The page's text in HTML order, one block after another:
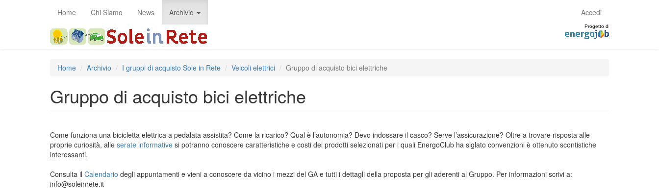
Home Chi Siamo News Archivio Accedi
Home Archivio I gruppi di acquisto Sole in Rete Veicoli elettrici Gruppo di acquisto bici elettriche
Gruppo di acquisto bici elettriche
Come funziona una bicicletta elettrica a pedalata assistita? Come la ricarico? Qual è l’autonomia? Devo indossare il casco? Serve l’assicurazione? Oltre a trovare risposta alle
proprie curiosità, alle serate informative si potranno conoscere caratteristiche e costi dei prodotti selezionati per i quali EnergoClub ha siglato convenzioni è ottenuto scontistiche
interessanti.
Consulta il Calendario degli appuntamenti e vieni a conoscere da vicino i mezzi del GA e tutti i dettagli della proposta per gli aderenti al Gruppo. Per informazioni scrivi a:
info@soleinrete.it